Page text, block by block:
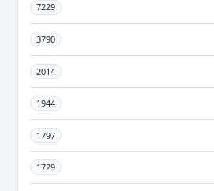
7229
3790
2014
1944
1797
1729